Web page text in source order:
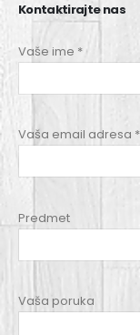
Kontaktirajtenas
Vaše ime *
Vaša email adresa *
Predmet
Vaša poruka